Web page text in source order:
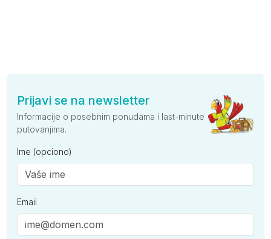
Prijavi se na newsletter
Informacije o posebnim ponudama i last-minute
putovanjima.
Ime (opciono)
Email